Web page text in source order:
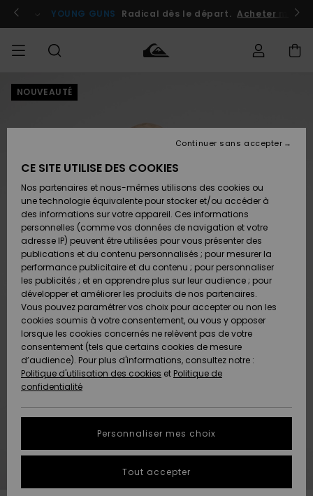
l'information
le
Se connecter / s'inscrire
YOUNG GUNS Radical dès le départ. Acheter
HOMME
Chaussures
& Tongs
Surf
Snow
Nouveautés
A
Découvrir
Chaussures
& Tongs
Surf
Snow
Nouveautés
A
Découvrir
FEMME
A
Découvrir
Snow
SURF
Homme
Surf
Shop
Enfant
Highlights
Communauté
SNOW
Homme
Snow
Shop
Enfant
Snow
Shop
Femme
A
Découvrir
Communauté
OUTLET
Enfant
Outlet
Femme
AIDE &
CONTACT
Retours
Paiement
Carte
Cadeau
Quiksilver
Freedom
Protection
des
tailles
MAGASINS
QUIKSILVER
NOUVEAUTÉ
CE SITE UTILISE DES COOKIES
Nos partenaires et nous-mêmes utilisons des cookies ou
une technologie équivalente pour stocker et/ou accéder à
des informations sur votre appareil. Ces informations
personnelles (comme vos données de navigation et votre
adresse IP) peuvent être utilisées pour vous présenter des
publications et du contenu personnalisés ; pour mesurer la
performance publicitaire et du contenu ; pour personnaliser
les publicités ; et en apprendre plus sur leur audience ; pour
développer et améliorer les produits de nos partenaires.
Vous pouvez paramétrer vos choix pour accepter ou non les
cookies soumis à votre consentement, ou vous y opposer
lorsque les cookies concernés ne relèvent pas de votre
consentement (tels que certains cookies de mesure
d’audience). Pour plus d'informations, consultez notre :
Politique d'utilisation des cookies et Politique de
confidentialité
Personnaliser mes choix
Continuer sans accepter
Tout accepter